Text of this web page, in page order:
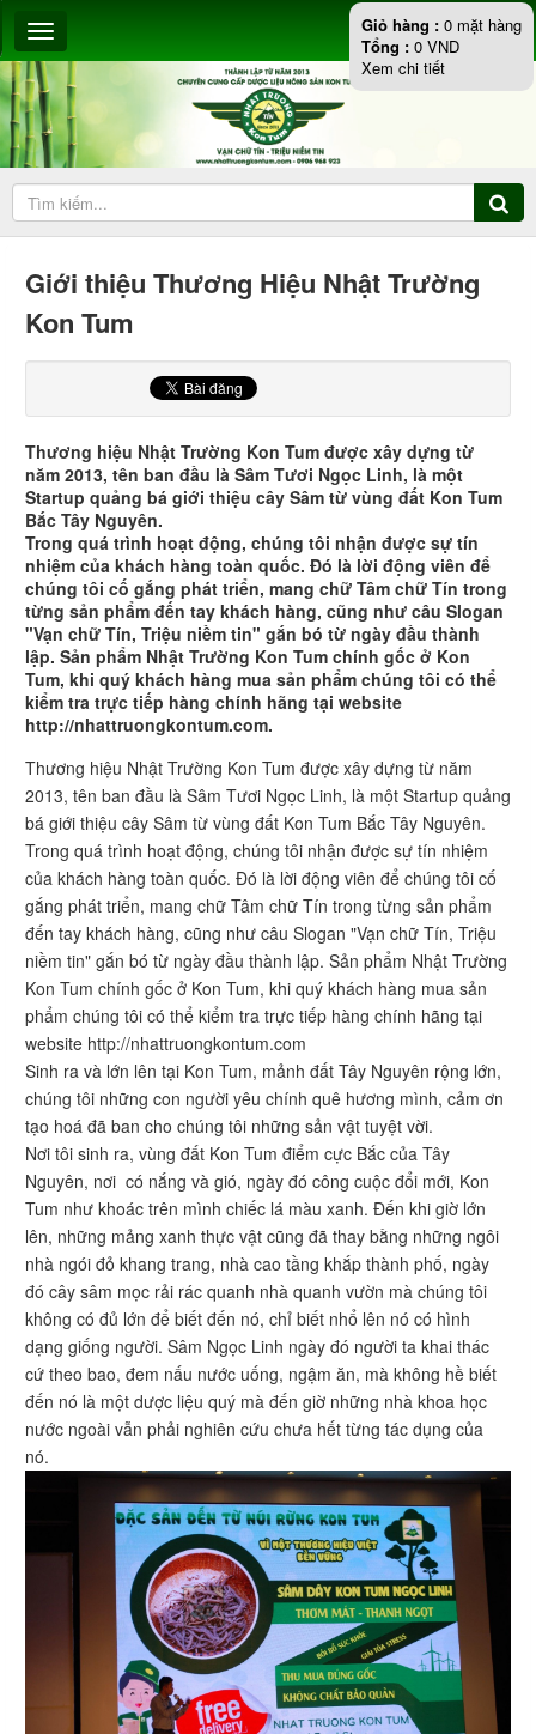
Giới thiệu Thương Hiệu Nhật Trường
Kon Tum
Thương hiệu Nhật Trường Kon Tum được xây dựng từ
năm 2013, tên ban đầu là Sâm Tươi Ngọc Linh, là một
Startup quảng bá giới thiệu cây Sâm từ vùng đất Kon Tum
Bắc Tây Nguyên.
Trong quá trình hoạt động, chúng tôi nhận được sự tín
nhiệm của khách hàng toàn quốc. Đó là lời động viên để
chúng tôi cố gắng phát triển, mang chữ Tâm chữ Tín trong
từng sản phẩm đến tay khách hàng, cũng như câu Slogan
"Vạn chữ Tín, Triệu niềm tin" gắn bó từ ngày đầu thành
lập. Sản phẩm Nhật Trường Kon Tum chính gốc ở Kon
Tum, khi quý khách hàng mua sản phẩm chúng tôi có thể
kiểm tra trực tiếp hàng chính hãng tại website
http://nhattruongkontum.com.
Thương hiệu Nhật Trường Kon Tum được xây dựng từ năm
2013, tên ban đầu là Sâm Tươi Ngọc Linh, là một Startup quảng
bá giới thiệu cây Sâm từ vùng đất Kon Tum Bắc Tây Nguyên.
Trong quá trình hoạt động, chúng tôi nhận được sự tín nhiệm
của khách hàng toàn quốc. Đó là lời động viên để chúng tôi cố
gắng phát triển, mang chữ Tâm chữ Tín trong từng sản phẩm
đến tay khách hàng, cũng như câu Slogan "Vạn chữ Tín, Triệu
niềm tin" gắn bó từ ngày đầu thành lập. Sản phẩm Nhật Trường
Kon Tum chính gốc ở Kon Tum, khi quý khách hàng mua sản
phẩm chúng tôi có thể kiểm tra trực tiếp hàng chính hãng tại
website http://nhattruongkontum.com
Sinh ra và lớn lên tại Kon Tum, mảnh đất Tây Nguyên rộng lớn,
chúng tôi những con người yêu chính quê hương mình, cảm ơn
tạo hoá đã ban cho chúng tôi những sản vật tuyệt vời.
Nơi tôi sinh ra, vùng đất Kon Tum điểm cực Bắc của Tây
Nguyên, nơi có nắng và gió, ngày đó công cuộc đổi mới, Kon
Tum như khoác trên mình chiếc lá màu xanh. Đến khi giờ lớn
lên, những mảng xanh thực vật cũng đã thay bằng những ngôi
nhà ngói đỏ khang trang, nhà cao tầng khắp thành phố, ngày
đó cây sâm mọc rải rác quanh nhà quanh vườn mà chúng tôi
không có đủ lớn để biết đến nó, chỉ biết nhổ lên nó có hình
dạng giống người. Sâm Ngọc Linh ngày đó người ta khai thác
cứ theo bao, đem nấu nước uống, ngậm ăn, mà không hề biết
đến nó là một dược liệu quý mà đến giờ những nhà khoa học
nước ngoài vẫn phải nghiên cứu chưa hết từng tác dụng của
nó.
Giỏ hàng : 0 mặt hàng
Tổng : 0 VND
Xem chi tiết